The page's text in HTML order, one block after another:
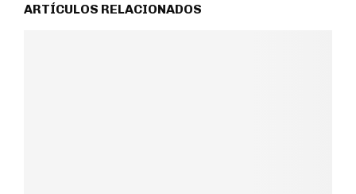
ARTÍCULOS RELACIONADOS